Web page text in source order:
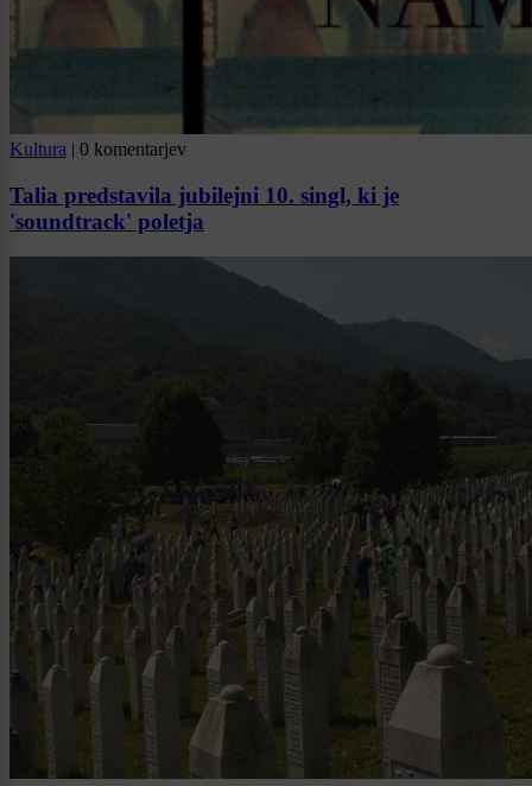
Kultura | 0 komentarjev
Talia predstavila jubilejni 10. singl, ki je
'soundtrack' poletja